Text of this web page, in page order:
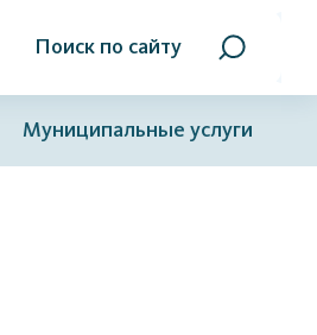
Поиск по сайту
Муниципальные услуги